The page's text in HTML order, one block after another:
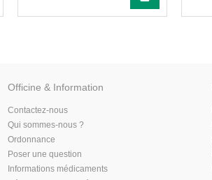
Officine & Information
Contactez-nous
Qui sommes-nous ?
Ordonnance
Poser une question
Informations médicaments